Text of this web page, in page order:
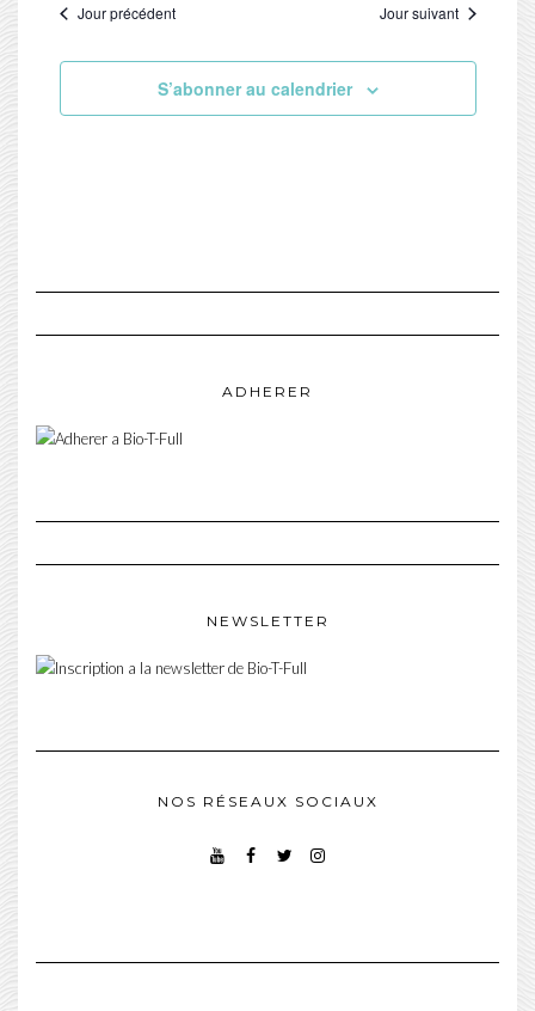
Jour précédent Jour suivant
S’abonner au calendrier
ADHERER
NEWSLETTER
NOS RÉSEAUX SOCIAUX